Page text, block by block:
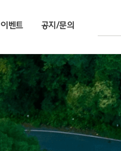
이벤트 공지/문의